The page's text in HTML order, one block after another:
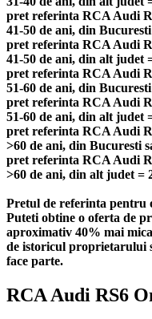
pret referinta RCA Audi
41-50 de ani, din
pret referinta RCA Audi
41-50 de ani, din alt judet
pret referinta RCA Audi
51-60 de ani, din
pret referinta RCA Audi
51-60 de ani, din alt judet
pret referinta RCA Audi
>60 de ani, din Bucuresti
pret referinta RCA Audi
>60 de ani, din alt judet =
Pretul de referinta pentru
Puteti obtine o oferta de
aproximativ 40% mai
de istoricul proprietarului
face parte.
RCA Audi RS6